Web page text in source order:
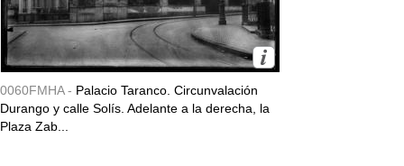
0060FMHA - Palacio Taranco. Circunvalación
Durango y calle Solís. Adelante a la derecha, la
Plaza Zab...